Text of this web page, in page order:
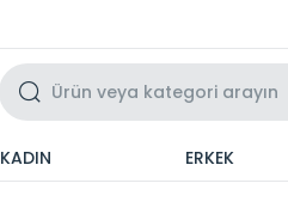
KADIN ERKEK